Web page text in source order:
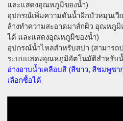
และแสดงอุณหภูมิของน้ำ)
อุปกรณ์เพิ่มความดันน้ำฝักบัวหมุนเวี
ล้างทำความสะอาดมาส์กผิว อุณหภู
ได้ และแสดงอุณหภูมิของน้ำ)
อุปกรณ์น้ำไหลสำหรับสปา (สามารถ
ระบบแสดงอุณหภูมิอัตโนมัติสำหรับน้
อ่างอาบน้ำเคลือบสี (สีขาว, สีชมพูซา
เลือกซื้อได้